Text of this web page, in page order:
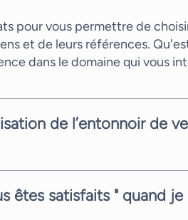
pour vous permettre de
et de leurs références.
dans le domaine qui vous
de l’entonnoir de
êtes satisfaits " quand